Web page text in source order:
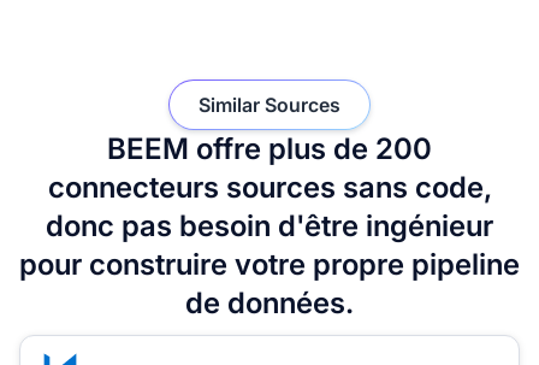
BEEM offre plus de 200
connecteurs sources sans code,
donc pas besoin d'être ingénieur
pour construire votre propre pipeline
de données.
Similar Sources